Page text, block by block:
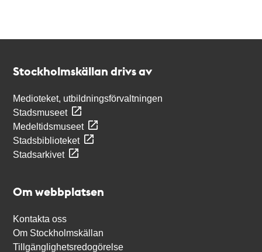
Stockholmskällan drivs av
Medioteket, utbildningsförvaltningen
Stadsmuseet
Medeltidsmuseet
Stadsbiblioteket
Stadsarkivet
Om webbplatsen
Kontakta oss
Om Stockholmskällan
Tillgänglighetsredogörelse